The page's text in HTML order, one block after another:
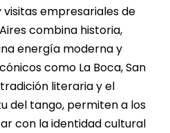
empresariales de
combina historia,
energía moderna y
como La Boca, San
literaria y el
del tango, permiten a los
con la identidad cultural